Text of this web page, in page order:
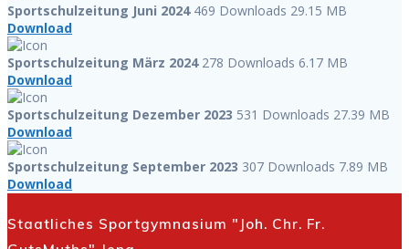
Sportschulzeitung Juni 2024 469 Downloads 29.15 MB
Download
Sportschulzeitung März 2024 278 Downloads 6.17 MB
Download
Sportschulzeitung Dezember 2023 531 Downloads 27.39 MB
Download
Sportschulzeitung September 2023 307 Downloads 7.89 MB
Download
Staatliches Sportgymnasium "Joh. Chr. Fr.